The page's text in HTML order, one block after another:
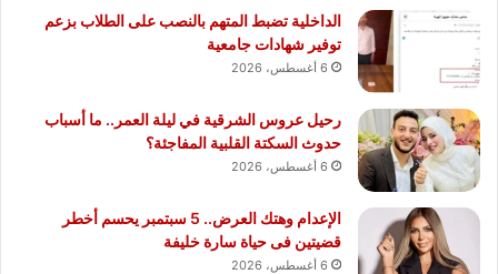
الداخلية تضبط المتهم بالنصب على الطلاب بزعم
توفير شهادات جامعية
6 أغسطس، 2026
رحيل عروس الشرقية في ليلة العمر.. ما أسباب
حدوث السكتة القلبية المفاجئة؟
6 أغسطس، 2026
الإعدام وهتك العرض.. 5 سبتمبر يحسم أخطر
قضيتين فى حياة سارة خليفة
6 أغسطس، 2026